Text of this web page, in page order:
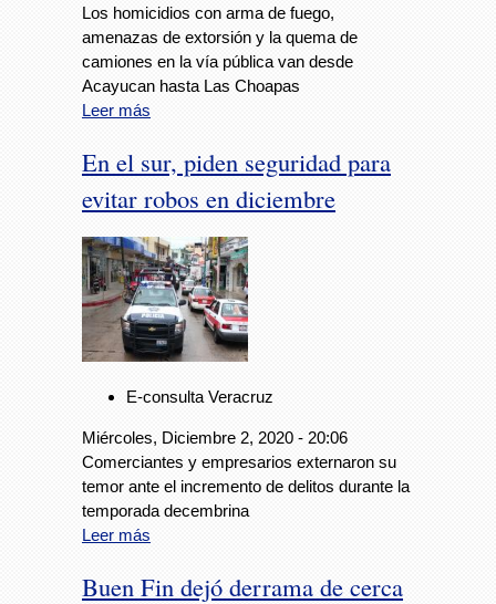
Los homicidios con arma de fuego,
amenazas de extorsión y la quema de
camiones en la vía pública van desde
Acayucan hasta Las Choapas
Leer más
En el sur, piden seguridad para
evitar robos en diciembre
E-consulta Veracruz
Miércoles, Diciembre 2, 2020 - 20:06
Comerciantes y empresarios externaron su
temor ante el incremento de delitos durante la
temporada decembrina
Leer más
Buen Fin dejó derrama de cerca